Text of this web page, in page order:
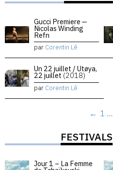
Gucci Premiere —
Nicolas Winding
Refn
par Corentin Lê
Un 22 juillet / Utøya,
22 juillet (2018)
par Corentin Lê
← 1 …
FESTIVALS
Jour 1 – La Femme